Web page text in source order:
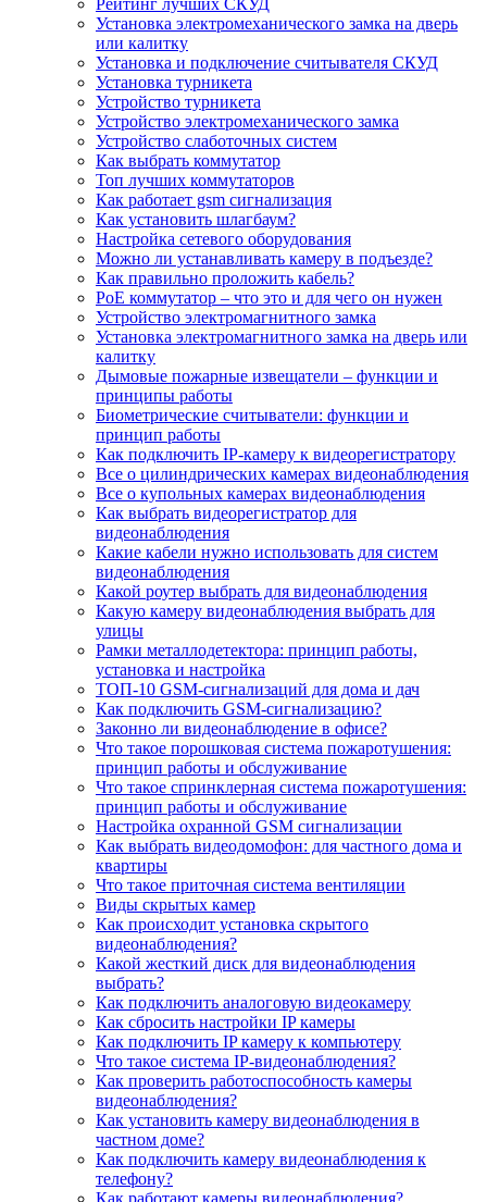
Рейтинг лучших СКУД
Установка электромеханического замка на дверь
или калитку
Установка и подключение считывателя СКУД
Установка турникета
Устройство турникета
Устройство электромеханического замка
Устройство слаботочных систем
Как выбрать коммутатор
Топ лучших коммутаторов
Как работает gsm сигнализация
Как установить шлагбаум?
Настройка сетевого оборудования
Можно ли устанавливать камеру в подъезде?
Как правильно проложить кабель?
PoE коммутатор – что это и для чего он нужен
Устройство электромагнитного замка
Установка электромагнитного замка на дверь или
калитку
Дымовые пожарные извещатели – функции и
принципы работы
Биометрические считыватели: функции и
принцип работы
Как подключить IP-камеру к видеорегистратору
Все о цилиндрических камерах видеонаблюдения
Все о купольных камерах видеонаблюдения
Как выбрать видеорегистратор для
видеонаблюдения
Какие кабели нужно использовать для систем
видеонаблюдения
Какой роутер выбрать для видеонаблюдения
Какую камеру видеонаблюдения выбрать для
улицы
Рамки металлодетектора: принцип работы,
установка и настройка
ТОП-10 GSM-сигнализаций для дома и дач
Как подключить GSM-сигнализацию?
Законно ли видеонаблюдение в офисе?
Что такое порошковая система пожаротушения:
принцип работы и обслуживание
Что такое спринклерная система пожаротушения:
принцип работы и обслуживание
Настройка охранной GSM сигнализации
Как выбрать видеодомофон: для частного дома и
квартиры
Что такое приточная система вентиляции
Виды скрытых камер
Как происходит установка скрытого
видеонаблюдения?
Какой жесткий диск для видеонаблюдения
выбрать?
Как подключить аналоговую видеокамеру
Как сбросить настройки IP камеры
Как подключить IP камеру к компьютеру
Что такое система IP-видеонаблюдения?
Как проверить работоспособность камеры
видеонаблюдения?
Как установить камеру видеонаблюдения в
частном доме?
Как подключить камеру видеонаблюдения к
телефону?
Как работают камеры видеонаблюдения?